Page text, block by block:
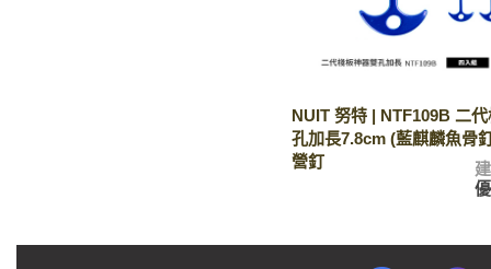
NUIT 努特 | NTF109B 二
孔加長7.8cm (藍麒麟魚骨
營釘